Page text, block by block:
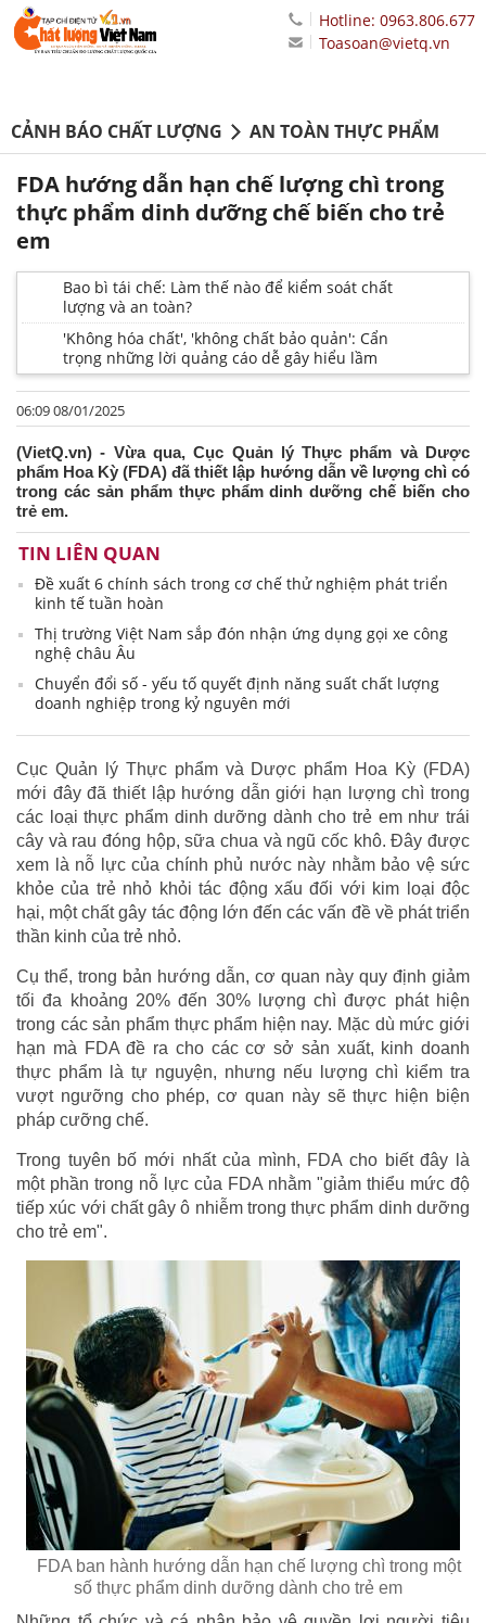
Hotline: 0963.806.677
Toasoan@vietq.vn
CẢNH BÁO CHẤT LƯỢNG AN TOÀN THỰC PHẨM
FDA hướng dẫn hạn chế lượng chì trong
thực phẩm dinh dưỡng chế biến cho trẻ
em
Bao bì tái chế: Làm thế nào để kiểm soát chất
lượng và an toàn?
'Không hóa chất', 'không chất bảo quản': Cẩn
trọng những lời quảng cáo dễ gây hiểu lầm
06:09 08/01/2025
(VietQ.vn) - Vừa qua, Cục Quản lý Thực phẩm và Dược
phẩm Hoa Kỳ (FDA) đã thiết lập hướng dẫn về lượng chì có
trong các sản phẩm thực phẩm dinh dưỡng chế biến cho
trẻ em.
TIN LIÊN QUAN
Đề xuất 6 chính sách trong cơ chế thử nghiệm phát triển
kinh tế tuần hoàn
Thị trường Việt Nam sắp đón nhận ứng dụng gọi xe công
nghệ châu Âu
Chuyển đổi số - yếu tố quyết định năng suất chất lượng
doanh nghiệp trong kỷ nguyên mới
Cục Quản lý Thực phẩm và Dược phẩm Hoa Kỳ (FDA)
mới đây đã thiết lập hướng dẫn giới hạn lượng chì trong
các loại thực phẩm dinh dưỡng dành cho trẻ em như trái
cây và rau đóng hộp, sữa chua và ngũ cốc khô. Đây được
xem là nỗ lực của chính phủ nước này nhằm bảo vệ sức
khỏe của trẻ nhỏ khỏi tác động xấu đối với kim loại độc
hại, một chất gây tác động lớn đến các vấn đề về phát triển
thần kinh của trẻ nhỏ.
Cụ thể, trong bản hướng dẫn, cơ quan này quy định giảm
tối đa khoảng 20% ​​đến 30% lượng chì được phát hiện
trong các sản phẩm thực phẩm hiện nay. Mặc dù mức giới
hạn mà FDA đề ra cho các cơ sở sản xuất, kinh doanh
thực phẩm là tự nguyện, nhưng nếu lượng chì kiểm tra
vượt ngưỡng cho phép, cơ quan này sẽ thực hiện biện
pháp cưỡng chế.
Trong tuyên bố mới nhất của mình, FDA cho biết đây là
một phần trong nỗ lực của FDA nhằm "giảm thiểu mức độ
tiếp xúc với chất gây ô nhiễm trong thực phẩm dinh dưỡng
cho trẻ em".
FDA ban hành hướng dẫn hạn chế lượng chì trong một
số thực phẩm dinh dưỡng dành cho trẻ em